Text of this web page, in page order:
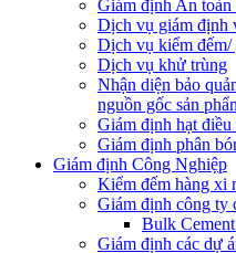
Giám định An toàn
Dịch vụ giám định
Dịch vụ kiểm đếm/
Dịch vụ khử trùng
Nhận diện bảo
nguồn gốc sản
Giám định hạt điều
Giám định phân
Giám định Công Nghiệp
Kiểm đếm hàng xi
Giám định công ty
Bulk
Giám định các dự